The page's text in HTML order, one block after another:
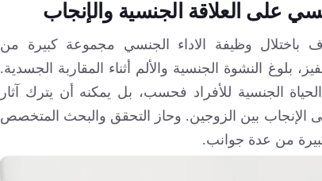
على العلاقة الجنسية والإنجاب
باختلال وظيفة الاداء الجنسي مجموعة كبيرة من
بلوغ النشوة الجنسية والألم أثناء المقاربة الجسدية.
الجنسية للأفراد فحسب، بل يمكنه أن يترك آثار
الإنجاب بين الزوجين. وحاز التحقق والبحث المتخصص
من عدة جوانب.